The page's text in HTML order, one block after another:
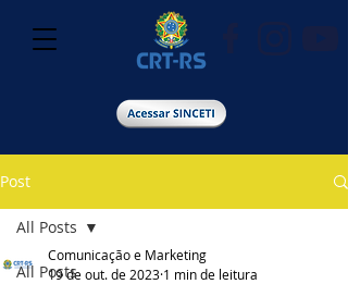
Post
All Posts
All Posts
Comunicação e Marketing
19 de out. de 2023 1 min de leitura